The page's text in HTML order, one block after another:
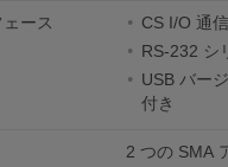
ース
CS I/O 通
RS-232 シ
USB バー
付き
2 つの SMA